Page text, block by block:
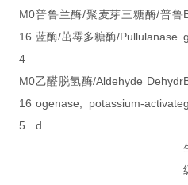
M0
16
4
普鲁兰酶/聚麦芽三糖酶/普鲁
蓝酶/茁霉多糖酶/Pullulanase g
M0
16
5
乙醛脱氢酶/Aldehyde Dehydr
ogenase, potassium-activate
d
g